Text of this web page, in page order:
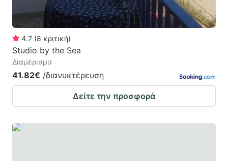
keyboard
shortcuts
for
changing
dates.
keyboard
shortcuts
4.7 (8 κριτική)
Studio by the Sea
Διαμέρισμα
41.82€ /διανυκτέρευση
Δείτε την προσφορά